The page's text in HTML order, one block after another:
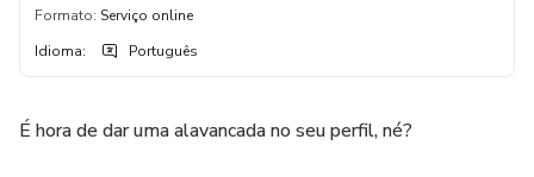
Formato: Serviço online
Idioma: Português
É hora de dar uma alavancada no seu perfil, né?